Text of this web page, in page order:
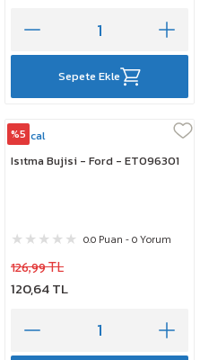
Sepete Ekle
%5
Rescal
Isıtma Bujisi - Ford - ET096301
0.0 Puan - 0 Yorum
126,99 TL
120,64 TL